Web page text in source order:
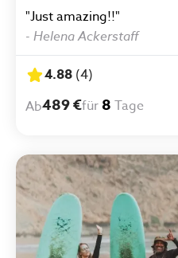
"Just amazing!!"
- Helena Ackerstaff
4.88 (4)
Ab489 €für 8 Tage